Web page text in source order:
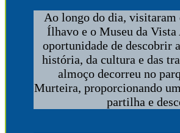
Ao longo do dia,
Ílhavo e o Museu da
oportunidade de descobrir
história, da cultura e das
almoço decorreu no
Murteira, proporcionando
partilha e